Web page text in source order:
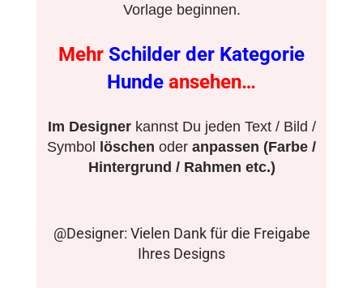
Vorlage beginnen.
Mehr Schilder der Kategorie
Hunde ansehen…
Im Designerkannst Du jeden Text / Bild /
Symbol löschen oder anpassen (Farbe /
Hintergrund / Rahmen etc.)
@Designer: Vielen Dank für die Freigabe
Ihres Designs